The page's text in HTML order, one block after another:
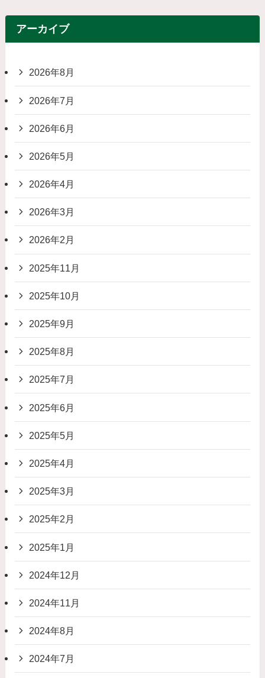
アーカイブ
2026年8月
2026年7月
2026年6月
2026年5月
2026年4月
2026年3月
2026年2月
2025年11月
2025年10月
2025年9月
2025年8月
2025年7月
2025年6月
2025年5月
2025年4月
2025年3月
2025年2月
2025年1月
2024年12月
2024年11月
2024年8月
2024年7月